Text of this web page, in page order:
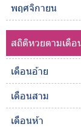
พฤศจิกายน
สถิติหวยตามเดื
เดือนอ้าย
เดือนสาม
เดือนห้า